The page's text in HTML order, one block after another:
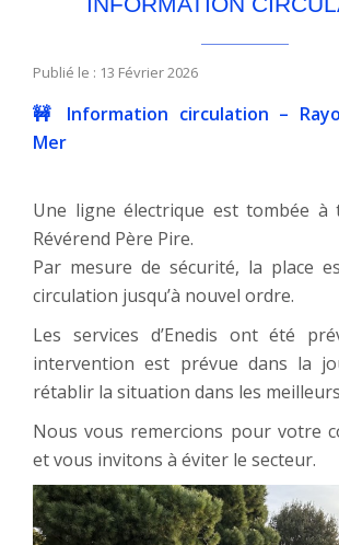
Publié le : 13 Février 2026
🚧 Information circulation –
Mer
Une ligne électrique est tombée à
Révérend Père Pire.
Par mesure de sécurité, la place
circulation jusqu’à nouvel ordre.
Les services d’Enedis ont été
intervention est prévue dans la
rétablir la situation dans les
Nous vous remercions pour votre
et vous invitons à éviter le secteur.